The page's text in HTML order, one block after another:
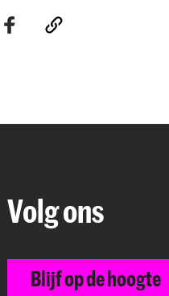
Volg ons
Blijf op de hoogte